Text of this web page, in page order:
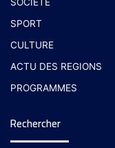
SPORT
CULTURE
ACTU DES REGIONS
PROGRAMMES
Rechercher